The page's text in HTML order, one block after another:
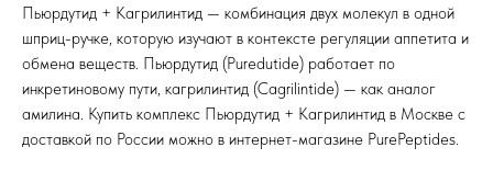
Пьюрдутид + Кагрилинтид — комбинация двух молекул в одной
шприц-ручке, которую изучают в контексте регуляции аппетита и
обмена веществ. Пьюрдутид (Puredutide) работает по
инкретиновому пути, кагрилинтид (Cagrilintide) — как аналог
амилина. Купить комплекс Пьюрдутид + Кагрилинтид в Москве с
доставкой по России можно в интернет-магазине PurePeptides.